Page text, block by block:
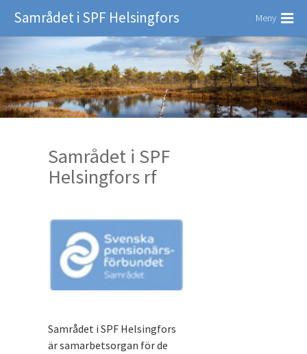
Samrådet i SPF Helsingfors Meny
Samrådet i SPF
Helsingfors rf
Samrådet i SPF Helsingfors
är samarbetsorgan för de